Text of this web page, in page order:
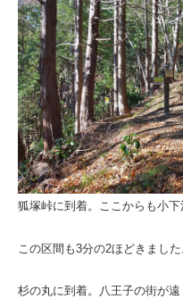
狐塚峠に到着。ここからも小下
この区間も3分の2ほどきました
杉の丸に到着。八王子の街が